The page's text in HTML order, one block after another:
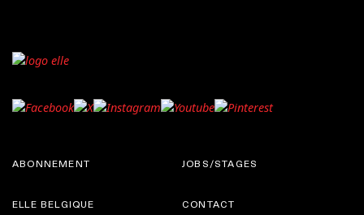
ABONNEMENT
ELLE BELGIQUE
JOBS/STAGES
CONTACT